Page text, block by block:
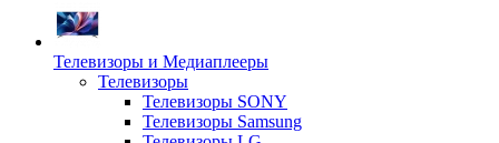
Телевизоры и Медиаплееры
Телевизоры
Телевизоры SONY
Телевизоры Samsung